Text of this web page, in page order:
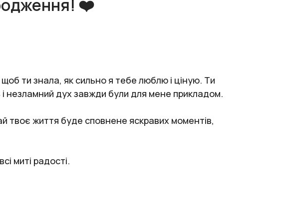
❤️
ти знала, як сильно я тебе люблю і ціную. Ти
незламний дух завжди були для мене прикладом.
твоє життя буде сповнене яскравих моментів,
миті радості.